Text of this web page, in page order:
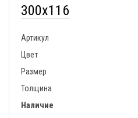
300х116
Артикул
Цвет
Размер
Толщина
Наличие